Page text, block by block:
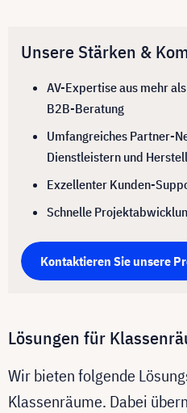
Unsere Stärken &
AV-Expertise aus mehr
B2B-Beratung
Umfangreiches Partner-
Dienstleistern und
Exzellenter Kunden-
Schnelle
Kontaktieren Sie unsere
Lösungen für
Wir bieten folgende
Klassenräume. Dabei